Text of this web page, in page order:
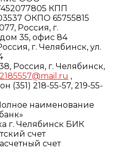
КПП
ОКПО 65755815
Россия, г.
35, офис 84
г. Челябинск, ул.
Россия, г. Челябинск,
2185557@mail.ru ,
(351) 218-55-57, 219-55-
наименование
г. Челябинск БИК
счет
счет